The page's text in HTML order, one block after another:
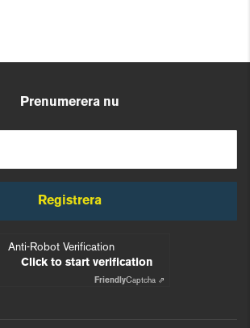
Prenumerera nu
Registrera
Anti-Robot Verification
Click to start verification
FriendlyCaptcha ⇗